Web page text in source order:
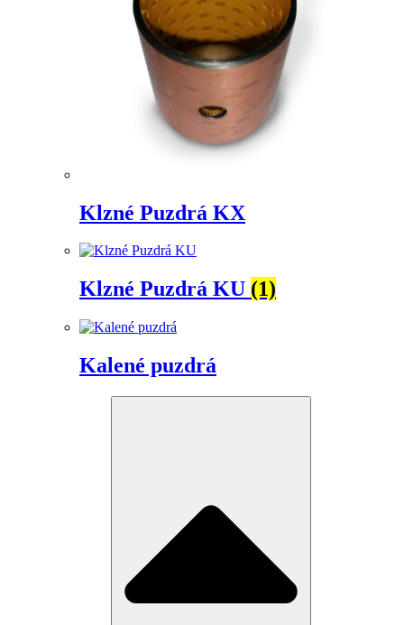
Klzné Puzdrá KX
Klzné Puzdrá KU (1)
Kalené puzdrá